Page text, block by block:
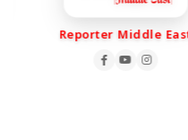
Reporter Middle East